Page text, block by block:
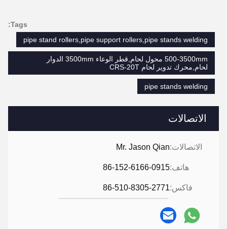
الاتصالات
الاتصالات:Mr. Jason Qian
هاتف:86-152-6166-0915
فاكس:86-510-8305-2771
Tags:
pipe stand rollers,pipe support rollers,pipe stands welding
500-3500mm محول لحام,قطر الوعاء 3500mm الدوار
لحام,محرك تدوير لحام CRS-20T
pipe stands welding